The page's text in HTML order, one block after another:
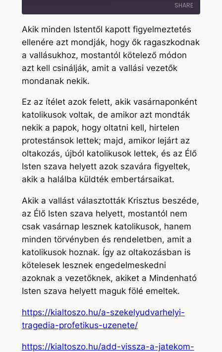
seconds
SHARE
SHARE
LINK
EMBED
Akik minden Istentől kapott figyelmeztetés
ellenére azt mondják, hogy ők ragaszkodnak
a vallásukhoz, mostantól kötelező módon
azt kell csinálják, amit a vallási vezetők
mondanak nekik.
Ez az ítélet azok felett, akik vasárnaponként
katolikusok voltak, de amikor azt mondták
nekik a papok, hogy oltatni kell, hirtelen
protestánsok lettek; majd, amikor lejárt az
oltakozás, újból katolikusok lettek, és az Élő
Isten szava helyett azok szavára figyeltek,
akik a halálba küldték embertársaikat.
Akik a vallást választották Krisztus beszéde,
az Élő Isten szava helyett, mostantól nem
csak vasárnap lesznek katolikusok, hanem
minden törvényben és rendeletben, amit a
katolikusok hoznak. Így az oltakozásban is
kötelesek lesznek engedelmeskedni
azoknak a vezetőknek, akiket a Mindenható
Isten szava helyett maguk fölé emeltek.
https://kialtoszo.hu/a-szekelyudvarhelyi-
tragedia-profetikus-uzenete/
https://kialtoszo.hu/add-vissza-a-jatekom-